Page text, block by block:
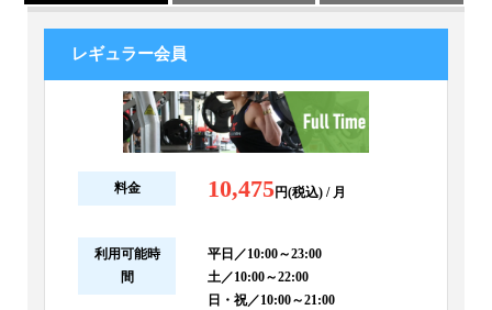
レギュラー会員
料金 10,475円(税込) / 月
利用可能時
間
平日／10:00～23:00
土／10:00～22:00
日・祝／10:00～21:00